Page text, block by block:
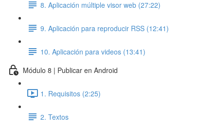
8. Aplicación múltiple visor web (27:22)
9. Aplicación para reproducir RSS (12:41)
10. Aplicación para videos (13:41)
Módulo 8 | Publicar en Android
1. Requisitos (2:25)
2. Textos